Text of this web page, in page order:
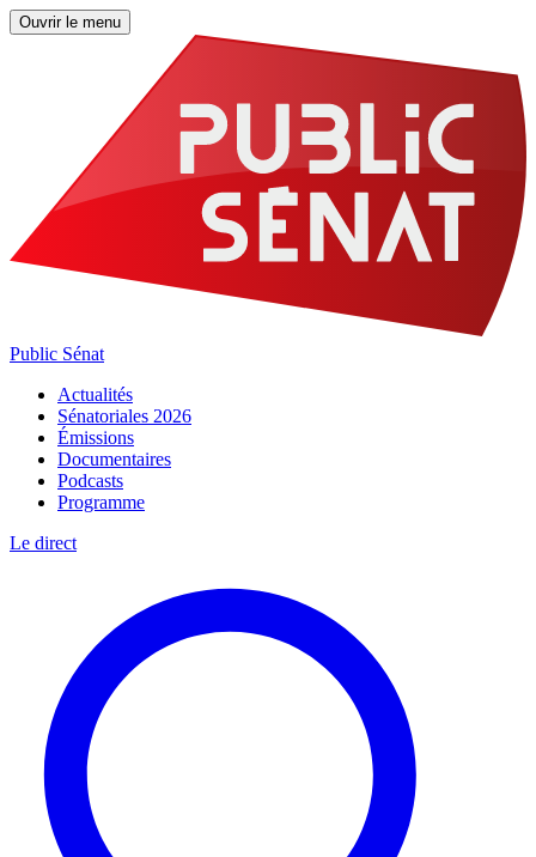
Ouvrir le menu
Public Sénat
Actualités
Sénatoriales 2026
Émissions
Documentaires
Podcasts
Programme
Le direct